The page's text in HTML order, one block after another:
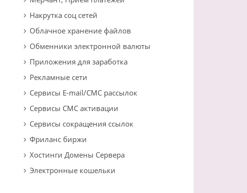
Накрутка соц сетей
Облачное хранение файлов
Обменники электронной валюты
Приложения для заработка
Рекламные сети
Сервисы E-mail/СМС рассылок
Сервисы СМС активации
Сервисы сокращения ссылок
Фриланс биржи
Хостинги Домены Сервера
Электронные кошельки